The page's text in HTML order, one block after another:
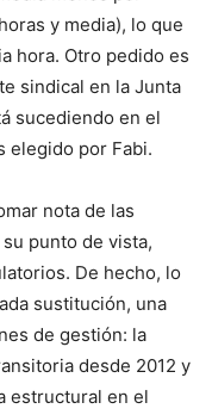
y media), lo que
hora. Otro pedido es
sindical en la Junta
sucediendo en el
elegido por Fabi.
nota de las
punto de vista,
De hecho, lo
sustitución, una
de gestión: la
desde 2012 y
estructural en el